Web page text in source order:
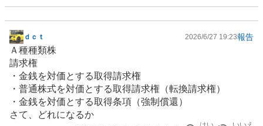
掲
示
板
ｄｃｔ 2026/6/27 19:23報告
Ａ種種類株
請求権
・金銭を対価とする取得請求権
・普通株式を対価とする取得請求権（転換請求権）
・金銭を対価とする取得条項（強制償還）
さて、どれになるか